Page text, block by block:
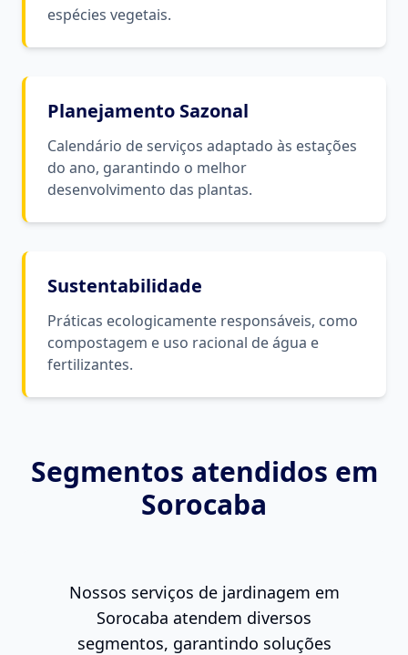
espécies vegetais.
Planejamento Sazonal
Calendário de serviços adaptado às estações
do ano, garantindo o melhor
desenvolvimento das plantas.
Sustentabilidade
Práticas ecologicamente responsáveis, como
compostagem e uso racional de água e
fertilizantes.
Segmentos atendidos em
Sorocaba
Nossos serviços de jardinagem em
Sorocaba atendem diversos
segmentos, garantindo soluções